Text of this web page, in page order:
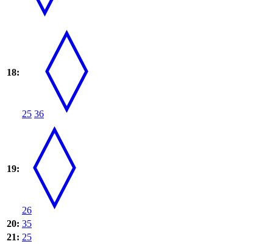
18:
25 36
19:
26
20: 35
21: 25